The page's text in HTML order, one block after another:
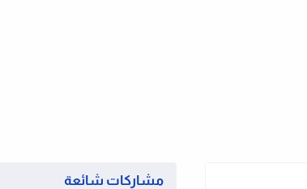
مشاركات شائعة